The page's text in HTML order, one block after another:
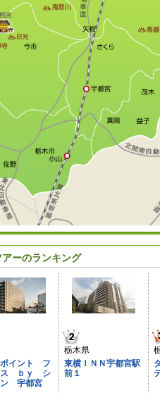
アーのランキング
ポイント フ
ス ｂｙ シ
ン 宇都宮
栃木県
東横ＩＮＮ宇都宮駅
前１